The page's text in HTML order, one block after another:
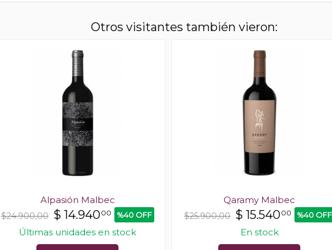
Otros visitantes también vieron:
Alpasión Malbec
$24.900,00 $ 14.94000 %40 OFF
Últimas unidades en stock
Qaramy Malbec
$25.900,00 $ 15.54000 %40 OFF
En stock